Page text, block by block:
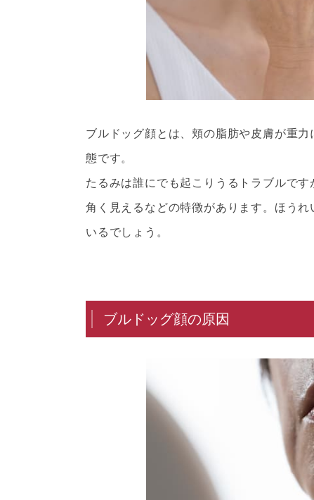
ブルドッグ顔とは、頬の脂肪や皮膚が重
態です。
たるみは誰にでも起こりうるトラブルで
角く見えるなどの特徴があります。ほう
いるでしょう。
ブルドッグ顔の原因